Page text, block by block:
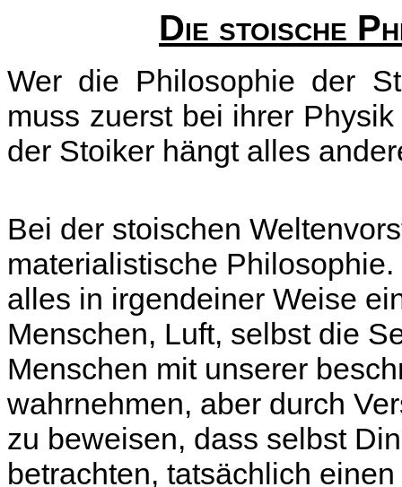
Die stoische
Wer die Philosophie der
muss zuerst bei ihrer
der Stoiker hängt alles
Bei der stoischen
materialistische
alles in irgendeiner Weise
Menschen, Luft, selbst die
Menschen mit unserer
wahrnehmen, aber durch
zu beweisen, dass selbst
betrachten, tatsächlich